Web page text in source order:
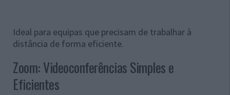
Ideal para equipas que precisam de trabalhar à
distância de forma eficiente.
Zoom: Videoconferências Simples e
Eficientes